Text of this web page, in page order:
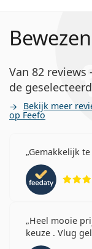
Van 82
de
Bekijk meer
op Feefo
Gemakkelijk
Heel mooie
keuze . Vlug